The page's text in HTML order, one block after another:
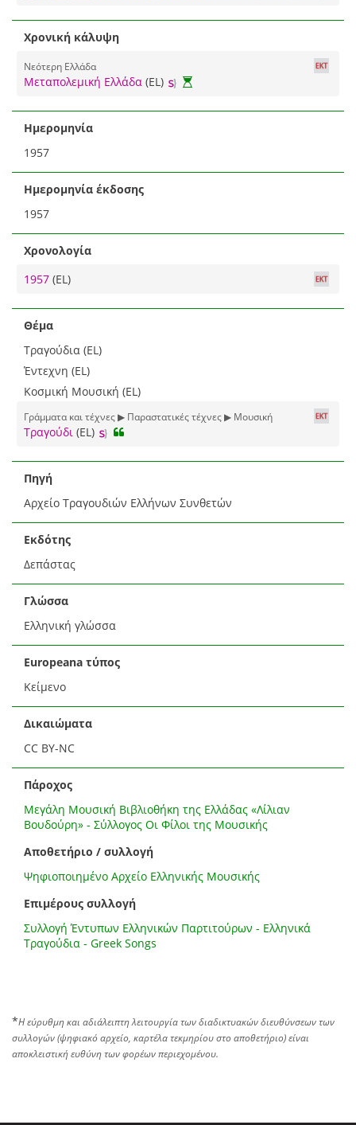
Χρονική κάλυψη
Νεότερη Ελλάδα
Μεταπολεμική Ελλάδα (EL)
Ημερομηνία
1957
Ημερομηνία έκδοσης
1957
Χρονολογία
1957 (EL)
Θέμα
Τραγούδια (EL)
Έντεχνη (EL)
Κοσμική Μουσική (EL)
Γράμματα και τέχνες ▶ Παραστατικές τέχνες ▶ Μουσική
Τραγούδι (EL)
Πηγή
Αρχείο Τραγουδιών Ελλήνων Συνθετών
Εκδότης
Δεπάστας
Γλώσσα
Ελληνική γλώσσα
Europeana τύπος
Κείμενο
Δικαιώματα
CC BY-NC
Πάροχος
Μεγάλη Μουσική Βιβλιοθήκη της Ελλάδας «Λίλιαν
Βουδούρη» - Σύλλογος Οι Φίλοι της Μουσικής
Αποθετήριο / συλλογή
Ψηφιοποιημένο Αρχείο Ελληνικής Μουσικής
Επιμέρους συλλογή
Συλλογή Έντυπων Ελληνικών Παρτιτούρων - Ελληνικά
Τραγούδια - Greek Songs
*Η εύρυθμη και αδιάλειπτη λειτουργία των διαδικτυακών διευθύνσεων των
συλλογών (ψηφιακό αρχείο, καρτέλα τεκμηρίου στο αποθετήριο) είναι
αποκλειστική ευθύνη των φορέων περιεχομένου.